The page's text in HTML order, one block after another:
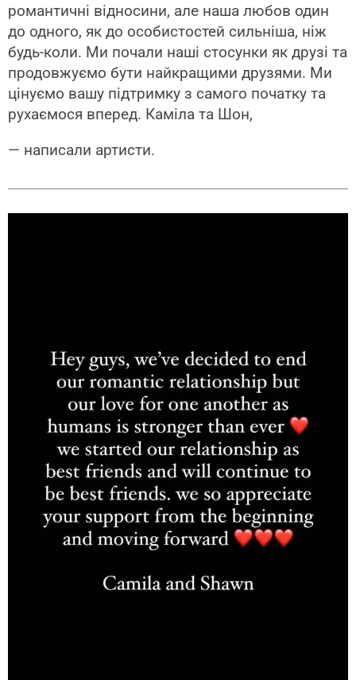
романтичні відносини, але наша любов один
до одного, як до особистостей сильніша, ніж
будь-коли. Ми почали наші стосунки як друзі та
продовжуємо бути найкращими друзями. Ми
цінуємо вашу підтримку з самого початку та
рухаємося вперед. Каміла та Шон,
— написали артисти.